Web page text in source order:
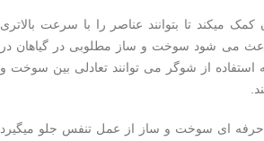
کمک میکند تا بتوانند عناصر را با سرعت بالاتری
می شود سوخت و ساز مطلوبی در گیاهان در
استفاده از شوگر می توانند تعادلی بین سوخت و
حرفه ای سوخت و ساز از عمل تنفس جلو میگیرد